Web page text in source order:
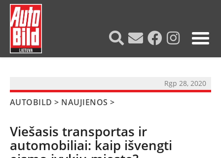
Rgp 28, 2020
AUTOBILD > NAUJIENOS >
Viešasis transportas ir
automobiliai: kaip išvengti